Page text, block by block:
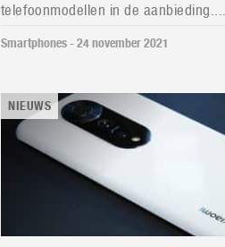
telefoonmodellen in de aanbieding....
Smartphones - 24 november 2021
NIEUWS